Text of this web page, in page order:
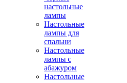
настольные
лампы
Настольные
лампы для
спальни
Настольные
лампы с
абажуром
Настольные